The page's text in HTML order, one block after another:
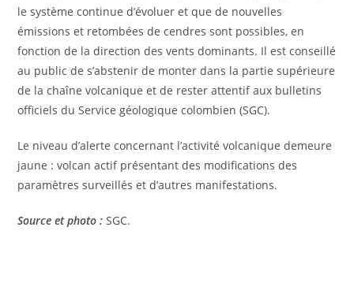
le système continue d’évoluer et que de nouvelles
émissions et retombées de cendres sont possibles, en
fonction de la direction des vents dominants. Il est conseillé
au public de s’abstenir de monter dans la partie supérieure
de la chaîne volcanique et de rester attentif aux bulletins
officiels du Service géologique colombien (SGC).
Le niveau d’alerte concernant l’activité volcanique demeure
jaune : volcan actif présentant des modifications des
paramètres surveillés et d’autres manifestations.
Source et photo : SGC.